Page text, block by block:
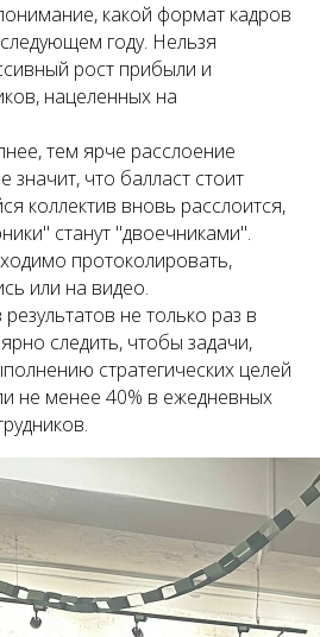
какой формат кадров
году. Нельзя
рост прибыли и
нацеленных на
тем ярче расслоение
значит, что балласт стоит
коллектив вновь расслоится,
станут "двоечниками".
протоколировать,
или на видео.
не только раз в
следить, чтобы задачи,
стратегических целей
не менее 40% в ежедневных